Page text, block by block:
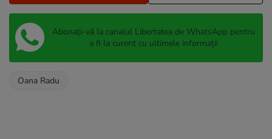
Abonați-vă la canalul Libertatea de WhatsApp pentru
a fi la curent cu ultimele informații
Oana Radu